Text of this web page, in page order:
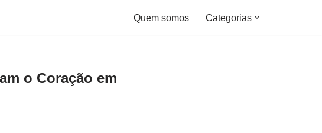
Quem somos Categorias
o Coração em